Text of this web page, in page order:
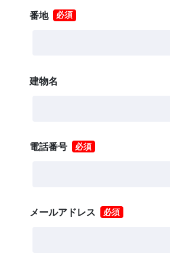
番地 必須
建物名
電話番号 必須
メールアドレス 必須